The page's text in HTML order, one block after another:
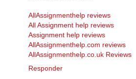
AllAssignmenthelp reviews
All Assignment help reviews
Assignment help reviews
AllAssignmenthelp.com reviews
AllAssignmenthelp.co.uk Reviews
Responder